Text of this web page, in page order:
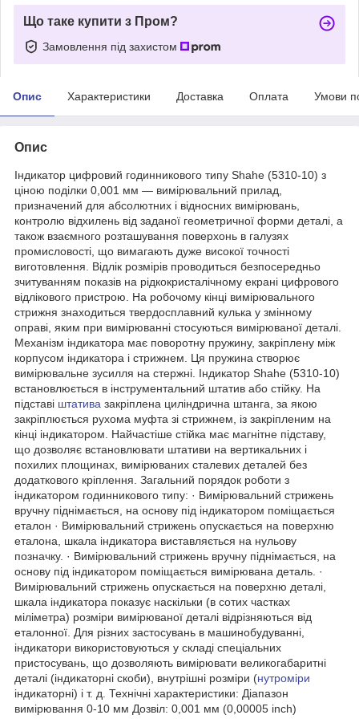
Що таке купити з Пром?
Замовлення під захистом
Опис Характеристики Доставка Оплата Умови
Опис
Індикатор цифровий годинникового типу Shahe (5310-10) з
ціною поділки 0,001 мм — вимірювальний прилад,
призначений для абсолютних і відносних вимірювань,
контролю відхилень від заданої геометричної форми деталі, а
також взаємного розташування поверхонь в галузях
промисловості, що вимагають дуже високої точності
виготовлення. Відлік розмірів проводиться безпосередньо
зчитуванням показів на рідкокристалічному екрані цифрового
відлікового пристрою. На робочому кінці вимірювального
стрижня знаходиться твердосплавний кулька у змінному
оправі, яким при вимірюванні стосуються вимірюваної деталі.
Механізм індикатора має поворотну пружину, закріплену між
корпусом індикатора і стрижнем. Ця пружина створює
вимірювальне зусилля на стержні. Індикатор Shahe (5310-10)
встановлюється в інструментальний штатив або стійку. На
підставі штатива закріплена циліндрична штанга, за якою
закріплюється рухома муфта зі стрижнем, із закріпленим на
кінці індикатором. Найчастіше стійка має магнітне підставу,
що дозволяє встановлювати штативи на вертикальних і
похилих площинах, вимірюваних сталевих деталей без
додаткового кріплення. Загальний порядок роботи з
індикатором годинникового типу: · Вимірювальний стрижень
вручну піднімається, на основу під індикатором поміщається
еталон · Вимірювальний стрижень опускається на поверхню
еталона, шкала індикатора виставляється на нульову
позначку. · Вимірювальний стрижень вручну піднімається, на
основу під індикатором поміщається вимірювана деталь. ·
Вимірювальний стрижень опускається на поверхню деталі,
шкала індикатора показує наскільки (в сотих частках
міліметра) розміри вимірюваної деталі відрізняються від
еталонної. Для різних застосувань в машинобудуванні,
індикатори використовуються у складі спеціальних
пристосувань, що дозволяють вимірювати великогабаритні
деталі (індикаторні скоби), внутрішні розміри (нутроміри
індикаторні) і т. д. Технічні характеристики: Діапазон
вимірювання 0-10 мм Дозвіл: 0,001 мм (0,00005 inch)